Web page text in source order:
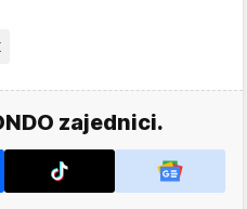
zajednici.